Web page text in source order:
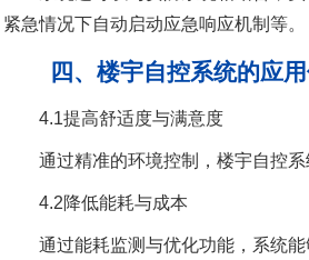
紧急情况下自动启动应急响应机制等。
四、楼宇自控系统的应用
4.1提高舒适度与满意度
通过精准的环境控制，楼宇自控系
4.2降低能耗与成本
通过能耗监测与优化功能，系统能